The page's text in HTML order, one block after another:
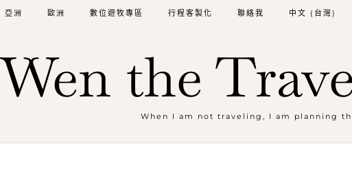
Wen the
When I am not traveling, I am planning
亞洲 歐洲 數位遊牧專區 行程客製化 聯絡我 中文 (台灣)